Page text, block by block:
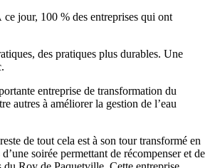
jour, 100 % des entreprises qui ont
des pratiques plus durables. Une
entreprise de transformation du
autres à améliorer la gestion de l’eau
de tout cela est à son tour transformé en
soirée permettant de récompenser et de